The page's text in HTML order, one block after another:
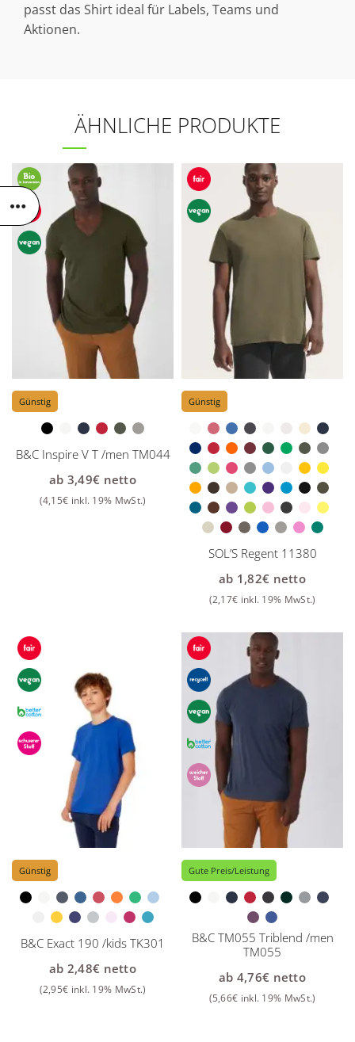
passt das Shirt ideal für Labels, Teams und
Aktionen.
ÄHNLICHE PRODUKTE
Günstig
B&C Inspire V T /men TM044
ab 3,49€ netto
(4,15€ inkl. 19% MwSt.)
Günstig
SOL’S Regent 11380
ab 1,82€ netto
(2,17€ inkl. 19% MwSt.)
Günstig
B&C Exact 190 /kids TK301
ab 2,48€ netto
(2,95€ inkl. 19% MwSt.)
Gute Preis/Leistung
B&C TM055 Triblend /men
TM055
ab 4,76€ netto
(5,66€ inkl. 19% MwSt.)